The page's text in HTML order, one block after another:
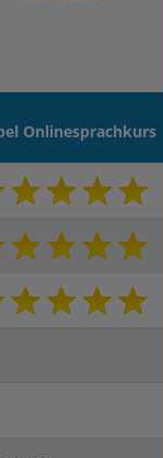
Onlinesprachkurs